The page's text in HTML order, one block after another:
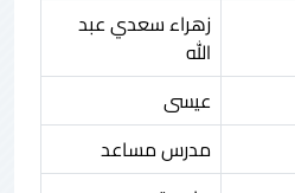
زهراء سعدي عبد
الله
عيسى
مدرس مساعد